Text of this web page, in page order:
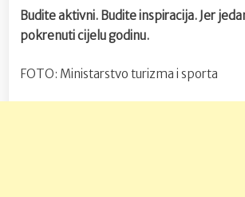
Budite aktivni. Budite inspiracija. Jer
pokrenuti cijelu godinu.
FOTO: Ministarstvo turizma i sporta